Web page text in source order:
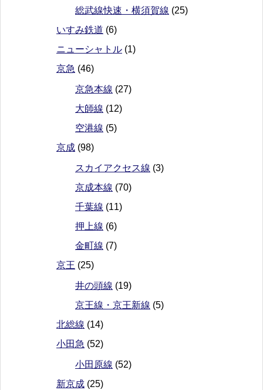
総武線快速・横須賀線 (25)
いすみ鉄道 (6)
ニューシャトル (1)
京急 (46)
京急本線 (27)
大師線 (12)
空港線 (5)
京成 (98)
スカイアクセス線 (3)
京成本線 (70)
千葉線 (11)
押上線 (6)
金町線 (7)
京王 (25)
井の頭線 (19)
京王線・京王新線 (5)
北総線 (14)
小田急 (52)
小田原線 (52)
新京成 (25)